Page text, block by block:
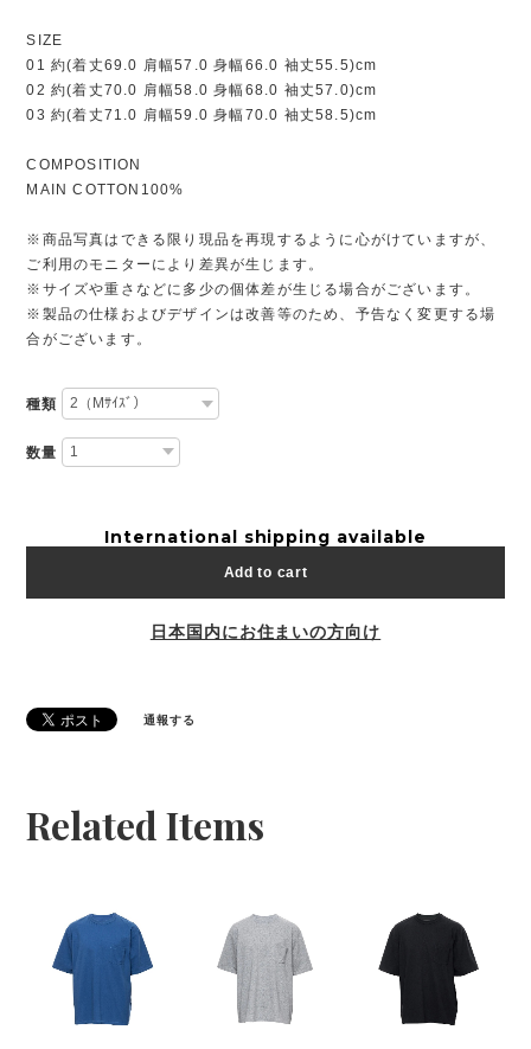
SIZE
01 約(着丈69.0 肩幅57.0 身幅66.0 袖丈55.5)cm
02 約(着丈70.0 肩幅58.0 身幅68.0 袖丈57.0)cm
03 約(着丈71.0 肩幅59.0 身幅70.0 袖丈58.5)cm
COMPOSITION
MAIN COTTON100%
※商品写真はできる限り現品を再現するように心がけていますが、
ご利用のモニターにより差異が生じます。
※サイズや重さなどに多少の個体差が生じる場合がございます。
※製品の仕様およびデザインは改善等のため、予告なく変更する場
合がございます。
種類
数量
International shipping available
Add to cart
日本国内にお住まいの方向け
通報する
Related Items